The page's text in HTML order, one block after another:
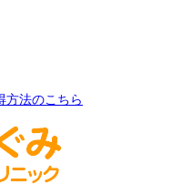
方法のこちら